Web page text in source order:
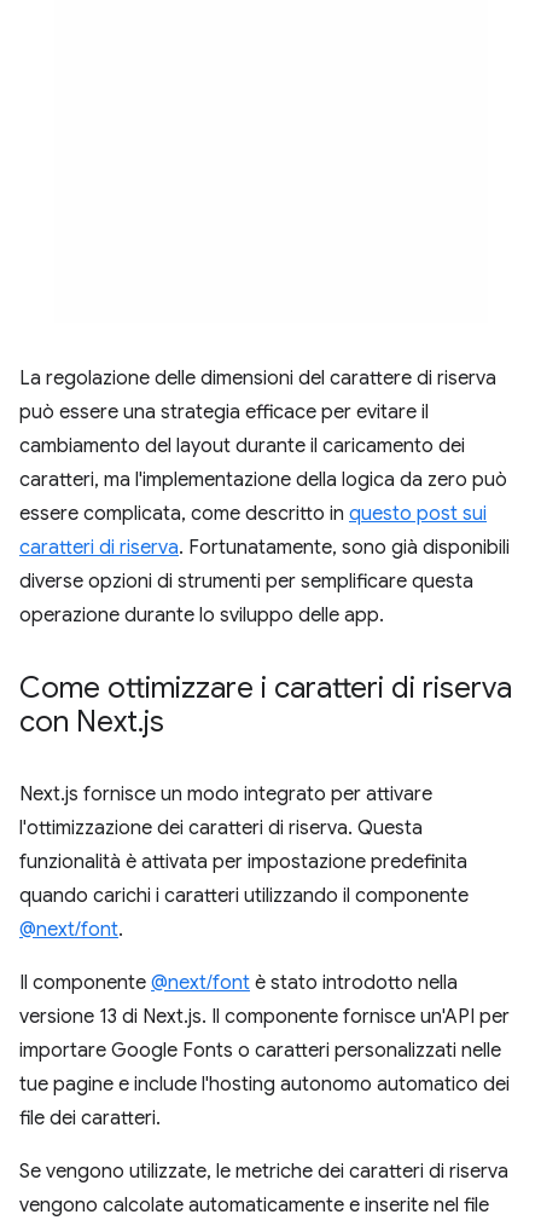
La regolazione delle dimensioni del carattere di riserva
può essere una strategia efficace per evitare il
cambiamento del layout durante il caricamento dei
caratteri, ma l'implementazione della logica da zero può
essere complicata, come descritto in questo post sui
caratteri di riserva. Fortunatamente, sono già disponibili
diverse opzioni di strumenti per semplificare questa
operazione durante lo sviluppo delle app.
Come ottimizzare i caratteri di riserva
con Next.js
Next.js fornisce un modo integrato per attivare
l'ottimizzazione dei caratteri di riserva. Questa
funzionalità è attivata per impostazione predefinita
quando carichi i caratteri utilizzando il componente
@next/font.
Il componente @next/font è stato introdotto nella
versione 13 di Next.js. Il componente fornisce un'API per
importare Google Fonts o caratteri personalizzati nelle
tue pagine e include l'hosting autonomo automatico dei
file dei caratteri.
Se vengono utilizzate, le metriche dei caratteri di riserva
vengono calcolate automaticamente e inserite nel file